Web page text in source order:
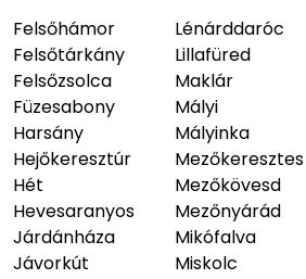
Felsőhámor
Felsőtárkány
Felsőzsolca
Füzesabony
Harsány
Hejőkeresztúr
Hét
Hevesaranyos
Járdánháza
Jávorkút
Lénárddaróc
Lillafüred
Maklár
Mályi
Mályinka
Mezőkeresztes
Mezőkövesd
Mezőnyárád
Mikófalva
Miskolc